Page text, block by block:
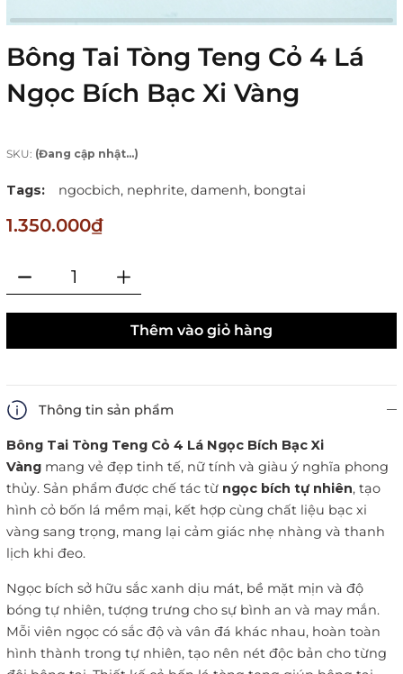
Bông Tai Tòng Teng Cỏ 4 Lá
Ngọc Bích Bạc Xi Vàng
SKU: (Đang cập nhật...)
Tags: ngocbich, nephrite, damenh, bongtai
1.350.000₫
Thêm vào giỏ hàng
Thông tin sản phẩm
Bông Tai Tòng Teng Cỏ 4 Lá Ngọc Bích Bạc Xi
Vàng mang vẻ đẹp tinh tế, nữ tính và giàu ý nghĩa phong
thủy. Sản phẩm được chế tác từ ngọc bích tự nhiên, tạo
hình cỏ bốn lá mềm mại, kết hợp cùng chất liệu bạc xi
vàng sang trọng, mang lại cảm giác nhẹ nhàng và thanh
lịch khi đeo.
Ngọc bích sở hữu sắc xanh dịu mát, bề mặt mịn và độ
bóng tự nhiên, tượng trưng cho sự bình an và may mắn.
Mỗi viên ngọc có sắc độ và vân đá khác nhau, hoàn toàn
hình thành trong tự nhiên, tạo nên nét độc bản cho từng